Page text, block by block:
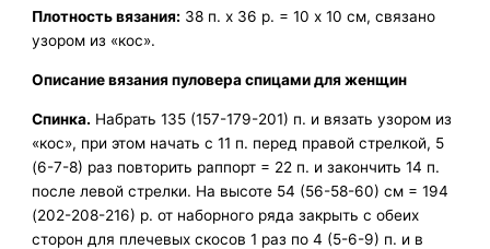
Плотность вязания: 38 п. х 36 р. = 10 х 10 см, связано
узором из «кос».
Описание вязания пуловера спицами для женщин
Спинка. Набрать 135 (157-179-201) п. и вязать узором из
«кос», при этом начать с 11 п. перед правой стрелкой, 5
(6-7-8) раз повторить раппорт = 22 п. и закончить 14 п.
после левой стрелки. На высоте 54 (56-58-60) см = 194
(202-208-216) р. от наборного ряда закрыть с обеих
сторон для плечевых скосов 1 раз по 4 (5-6-9) п. и в